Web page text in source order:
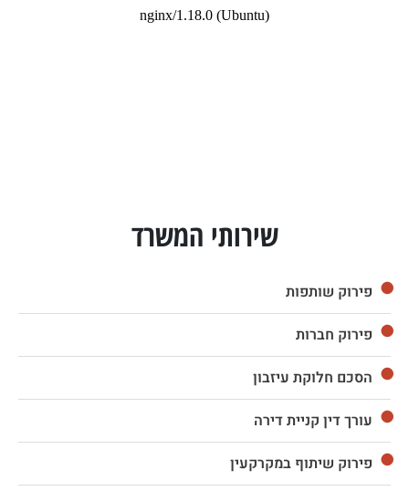
שירותי המשרד
פירוק שותפות
פירוק חברות
הסכם חלוקת עיזבון
עורך דין קניית דירה
פירוק שיתוף במקרקעין